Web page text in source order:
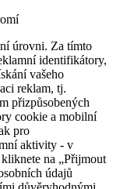
úrovni. Za tímto
identifikátory,
vašeho
reklam, tj.
přizpůsobených
cookie a mobilní
pro
aktivity - v
na „Přijmout
údajů